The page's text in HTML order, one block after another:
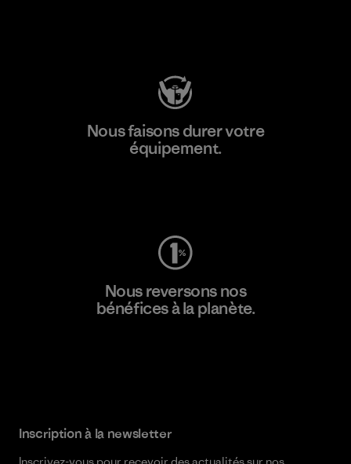
Nous faisons durer votre
équipement.
Nous reversons nos
bénéfices à la planète.
Inscription à la newsletter